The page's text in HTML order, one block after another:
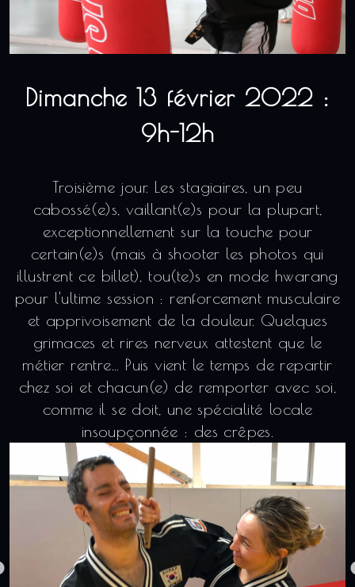
Dimanche 13 février 2022 :
9h-12h
Troisième jour. Les stagiaires, un peu
cabossé(e)s, vaillant(e)s pour la plupart,
exceptionnellement sur la touche pour
certain(e)s (mais à shooter les photos qui
illustrent ce billet), tou(te)s en mode hwarang
pour l'ultime session : renforcement musculaire
et apprivoisement de la douleur. Quelques
grimaces et rires nerveux attestent que le
métier rentre... Puis vient le temps de repartir
chez soi et chacun(e) de remporter avec soi,
comme il se doit, une spécialité locale
insoupçonnée : des crêpes.